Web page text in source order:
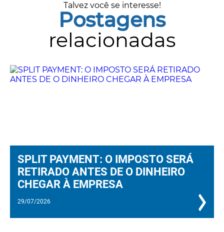
Talvez você se interesse!
Postagens
relacionadas
SPLIT PAYMENT: O IMPOSTO SERÁ
RETIRADO ANTES DE O DINHEIRO
CHEGAR À EMPRESA
29/07/2026